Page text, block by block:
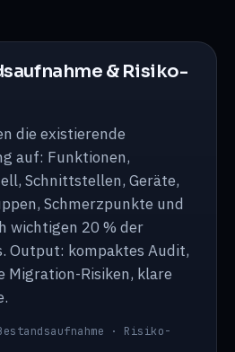
& Risiko-
die existierende
auf: Funktionen,
Schnittstellen, Geräte,
Schmerzpunkte und
wichtigen 20 % der
Output: kompaktes Audit,
Migration-Risiken, klare
· Risiko-